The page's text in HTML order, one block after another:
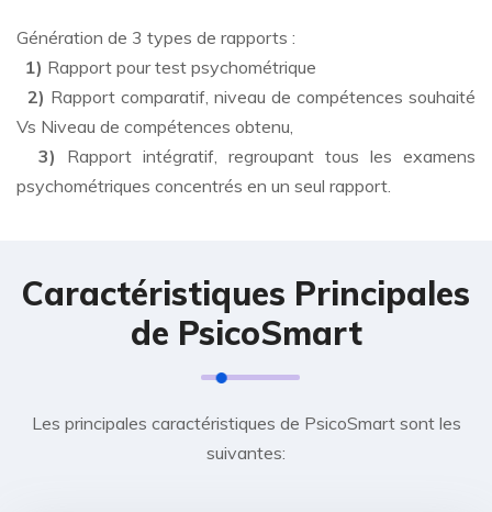
Génération de 3 types de rapports :
1) Rapport pour test psychométrique
2) Rapport comparatif, niveau de compétences souhaité
Vs Niveau de compétences obtenu,
3) Rapport intégratif, regroupant tous les examens
psychométriques concentrés en un seul rapport.
Caractéristiques Principales
de PsicoSmart
Les principales caractéristiques de PsicoSmart sont les
suivantes: